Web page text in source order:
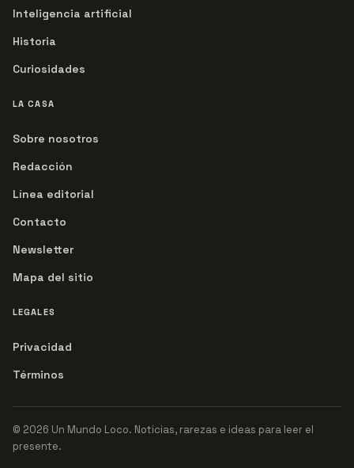
Inteligencia artificial
Historia
Curiosidades
LA CASA
Sobre nosotros
Redacción
Línea editorial
Contacto
Newsletter
Mapa del sitio
LEGALES
Privacidad
Términos
© 2026 Un Mundo Loco. Noticias, rarezas e ideas para leer el
presente.